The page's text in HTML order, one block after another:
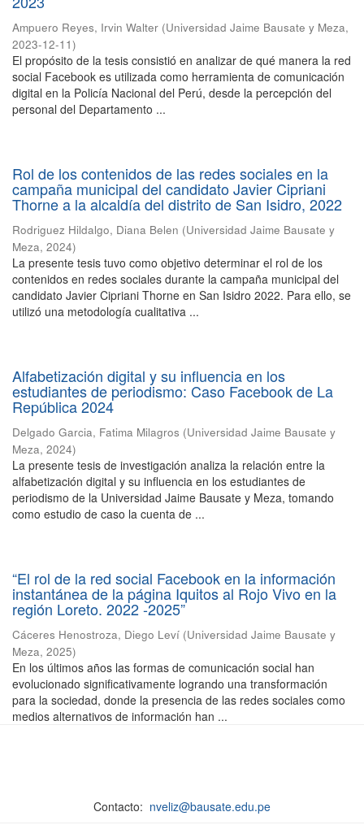
Ampuero Reyes, Irvin Walter (Universidad Jaime Bausate y Meza,
2023-12-11)
El propósito de la tesis consistió en analizar de qué manera la red
social Facebook es utilizada como herramienta de comunicación
digital en la Policía Nacional del Perú, desde la percepción del
personal del Departamento ...
Rol de los contenidos de las redes sociales en la
campaña municipal del candidato Javier Cipriani
Thorne a la alcaldía del distrito de San Isidro, 2022
Rodriguez Hildalgo, Diana Belen (Universidad Jaime Bausate y
Meza, 2024)
La presente tesis tuvo como objetivo determinar el rol de los
contenidos en redes sociales durante la campaña municipal del
candidato Javier Cipriani Thorne en San Isidro 2022. Para ello, se
utilizó una metodología cualitativa ...
Alfabetización digital y su influencia en los
estudiantes de periodismo: Caso Facebook de La
República 2024
Delgado Garcia, Fatima Milagros (Universidad Jaime Bausate y
Meza, 2024)
La presente tesis de investigación analiza la relación entre la
alfabetización digital y su influencia en los estudiantes de
periodismo de la Universidad Jaime Bausate y Meza, tomando
como estudio de caso la cuenta de ...
“El rol de la red social Facebook en la información
instantánea de la página Iquitos al Rojo Vivo en la
región Loreto. 2022 -2025”
Cáceres Henostroza, Diego Leví (Universidad Jaime Bausate y
Meza, 2025)
En los últimos años las formas de comunicación social han
evolucionado significativamente logrando una transformación
para la sociedad, donde la presencia de las redes sociales como
medios alternativos de información han ...
Contacto: nveliz@bausate.edu.pe